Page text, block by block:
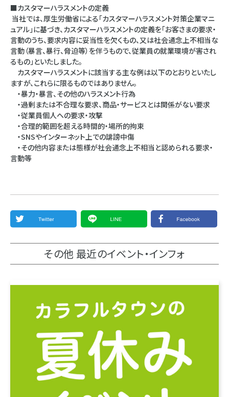
■カスタマーハラスメントの定義
当社では、厚生労働省による「カスタマーハラスメント対策企業マニ
ュアル」に基づき、カスタマーハラスメントの定義を「お客さまの要求・
言動のうち、要求内容に妥当性を欠くもの、又は社会通念上不相当な
言動（暴言、暴行、脅迫等）を伴うもので、従業員の就業環境が害され
るもの」といたしました。
カスタマーハラスメントに該当する主な例は以下のとおりといたし
ますが、これらに限るものではありません。
・暴力・暴言、その他のハラスメント行為
・過剰または不合理な要求、商品・サービスとは関係がない要求
・従業員個人への要求・攻撃
・合理的範囲を超える時間的・場所的拘束
・SNSやインターネット上での誹謗中傷
・その他内容または態様が社会通念上不相当と認められる要求・
言動等
その他 最近のイベント・インフォ